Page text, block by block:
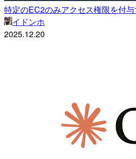
特定のEC2のみアクセス権限を付
イドンホ
2025.12.20